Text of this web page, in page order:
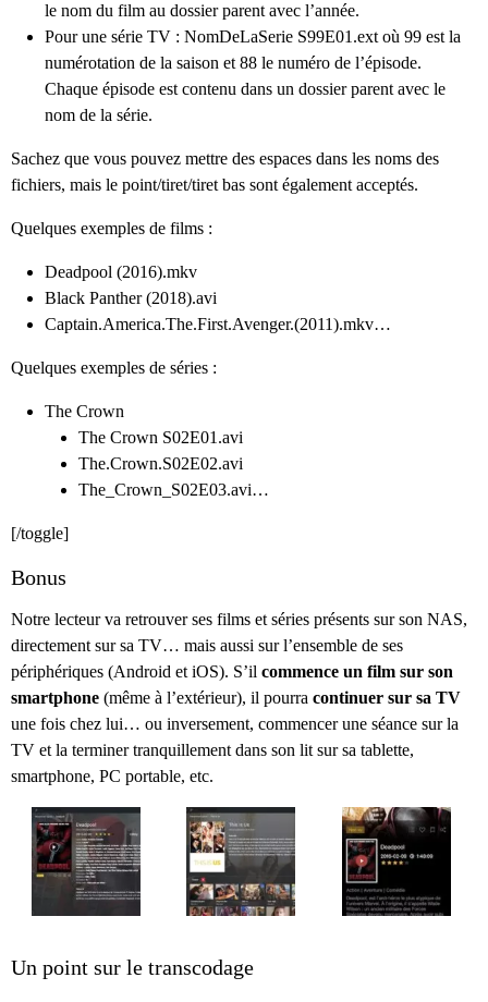
le nom du film au dossier parent avec l’année.
Pour une série TV : NomDeLaSerie S99E01.ext où 99 est la
numérotation de la saison et 88 le numéro de l’épisode.
Chaque épisode est contenu dans un dossier parent avec le
nom de la série.
Sachez que vous pouvez mettre des espaces dans les noms des
fichiers, mais le point/tiret/tiret bas sont également acceptés.
Quelques exemples de films :
Deadpool (2016).mkv
Black Panther (2018).avi
Captain.America.The.First.Avenger.(2011).mkv…
Quelques exemples de séries :
The Crown
The Crown S02E01.avi
The.Crown.S02E02.avi
The_Crown_S02E03.avi…
[/toggle]
Bonus
Notre lecteur va retrouver ses films et séries présents sur son NAS,
directement sur sa TV… mais aussi sur l’ensemble de ses
périphériques (Android et iOS). S’il commence un film sur son
smartphone (même à l’extérieur), il pourra continuer sur sa TV
une fois chez lui… ou inversement, commencer une séance sur la
TV et la terminer tranquillement dans son lit sur sa tablette,
smartphone, PC portable, etc.
Un point sur le transcodage